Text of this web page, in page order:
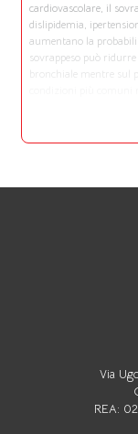
cardiovascolare, il
dislipidemia,
aumentano la
sovrappeso può
bronchiale mentre sul
Via
REA: